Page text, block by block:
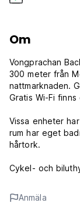
Om
Vongprachan
300 meter från
nattmarknaden.
Gratis Wi-Fi
Vissa enheter
rum har eget
hårtork.
Cykel- och
Anmäla